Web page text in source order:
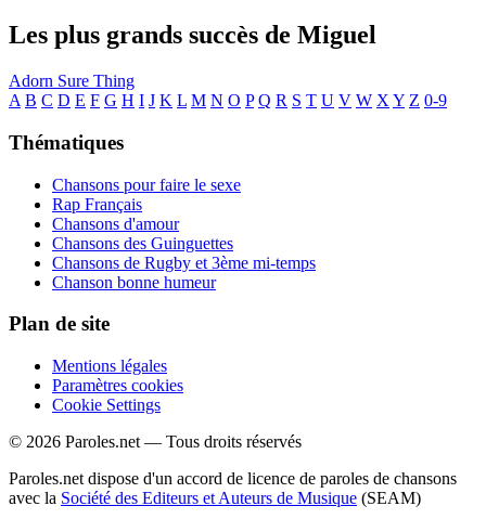
Les plus grands succès de Miguel
Adorn Sure Thing
A B C D E F G H I J K L M N O P Q R S T U V W X Y Z 0-9
Thématiques
Chansons pour faire le sexe
Rap Français
Chansons d'amour
Chansons des Guinguettes
Chansons de Rugby et 3ème mi-temps
Chanson bonne humeur
Plan de site
Mentions légales
Paramètres cookies
Cookie Settings
© 2026 Paroles.net — Tous droits réservés
Paroles.net dispose d'un accord de licence de paroles de chansons
avec la Société des Editeurs et Auteurs de Musique (SEAM)